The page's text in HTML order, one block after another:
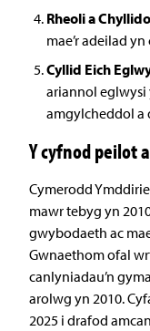
Rheoli a
mae’r adeilad
Cyllid Eich
ariannol eglwysi
amgylcheddol a
Y cyfnod peilot
Cymerodd
mawr tebyg yn
gwybodaeth ac
Gwnaethom ofal
canlyniadau’n
arolwg yn 2010.
2025 i drafod